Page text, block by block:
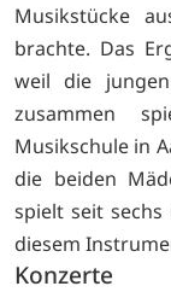
Musikstücke
brachte. Das
weil die
zusammen
Musikschule in
die beiden
spielt seit
diesem
Konzerte